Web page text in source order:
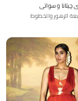
چيتانا و سواتي
الزهور والخطوط